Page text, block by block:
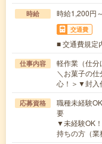
時給 時給1,200円
交通費
■ 交通費規定
仕事内容
軽作業（仕分
＼お菓子の
心！＞▼封入
応募資格
職種未経験
要
▼未経験OK
持ちの方（